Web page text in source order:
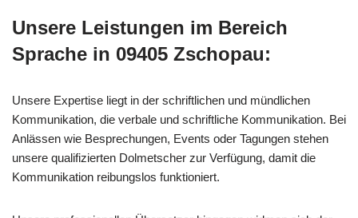
Unsere Leistungen im Bereich
Sprache in 09405 Zschopau:
Unsere Expertise liegt in der schriftlichen und mündlichen
Kommunikation, die verbale und schriftliche Kommunikation. Bei
Anlässen wie Besprechungen, Events oder Tagungen stehen
unsere qualifizierten Dolmetscher zur Verfügung, damit die
Kommunikation reibungslos funktioniert.